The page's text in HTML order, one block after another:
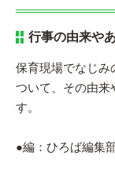
行事の由来や
保育現場でなじみ
ついて、その由来
す。
●編：ひろば編集